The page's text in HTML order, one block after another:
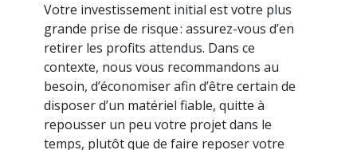
Votre investissement initial est votre plus
grande prise de risque : assurez-vous d’en
retirer les profits attendus. Dans ce
contexte, nous vous recommandons au
besoin, d’économiser afin d’être certain de
disposer d’un matériel fiable, quitte à
repousser un peu votre projet dans le
temps, plutôt que de faire reposer votre